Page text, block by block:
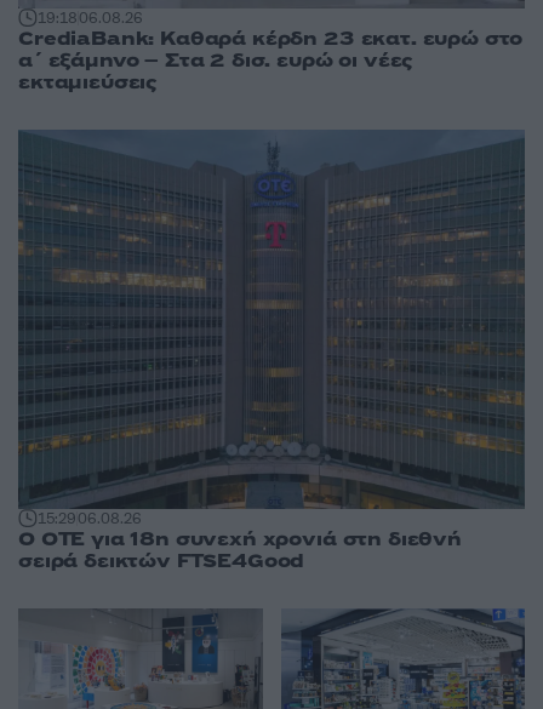
19:1806.08.26
CrediaBank: Καθαρά κέρδη 23 εκατ. ευρώ στο
α΄ εξάμηνο – Στα 2 δισ. ευρώ οι νέες
εκταμιεύσεις
15:2906.08.26
Ο ΟΤΕ για 18η συνεχή χρονιά στη διεθνή
σειρά δεικτών FTSE4Good